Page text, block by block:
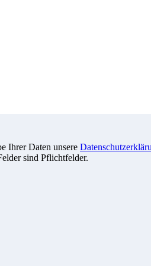
Ihrer Daten unsere
sind Pflichtfelder.